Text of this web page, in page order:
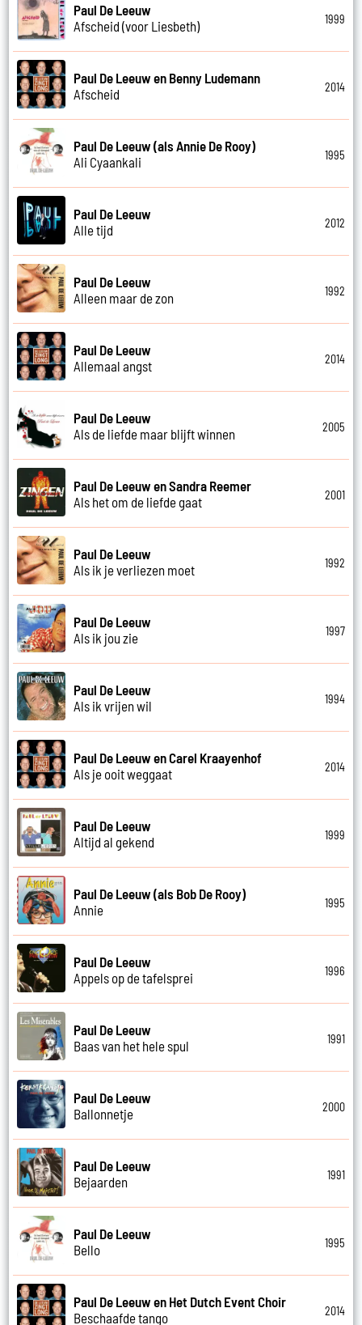
Paul De Leeuw
Afscheid (voor Liesbeth)
1999
Paul De Leeuw en Benny Ludemann
Afscheid
2014
Paul De Leeuw (als Annie De Rooy)
Ali Cyaankali
1995
Paul De Leeuw
Alle tijd
2012
Paul De Leeuw
Alleen maar de zon
1992
Paul De Leeuw
Allemaal angst
2014
Paul De Leeuw
Als de liefde maar blijft winnen
2005
Paul De Leeuw en Sandra Reemer
Als het om de liefde gaat
2001
Paul De Leeuw
Als ik je verliezen moet
1992
Paul De Leeuw
Als ik jou zie
1997
Paul De Leeuw
Als ik vrijen wil
1994
Paul De Leeuw en Carel Kraayenhof
Als je ooit weggaat
2014
Paul De Leeuw
Altijd al gekend
1999
Paul De Leeuw (als Bob De Rooy)
Annie
1995
Paul De Leeuw
Appels op de tafelsprei
1996
Paul De Leeuw
Baas van het hele spul
1991
Paul De Leeuw
Ballonnetje
2000
Paul De Leeuw
Bejaarden
1991
Paul De Leeuw
Bello
1995
Paul De Leeuw en Het Dutch Event Choir
Beschaafde tango
2014